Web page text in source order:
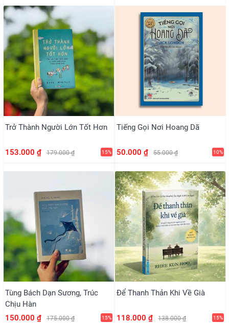
Trở Thành Người Lớn Tốt Hơn
153.000 ₫ 179.000 ₫ 15%
Tiếng Gọi Nơi Hoang Dã
50.000 ₫ 55.000 ₫ 10%
Tùng Bách Dạn Sương, Trúc
Chịu Hàn
150.000 ₫
175.000 ₫ 15%
Để Thanh Thản Khi Về Già
118.000 ₫ 138.000 ₫ 15%